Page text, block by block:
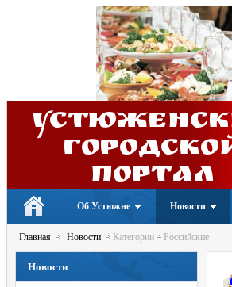
портал
Об Устюжне Новости
Главная Новости Категории Российские
Новости